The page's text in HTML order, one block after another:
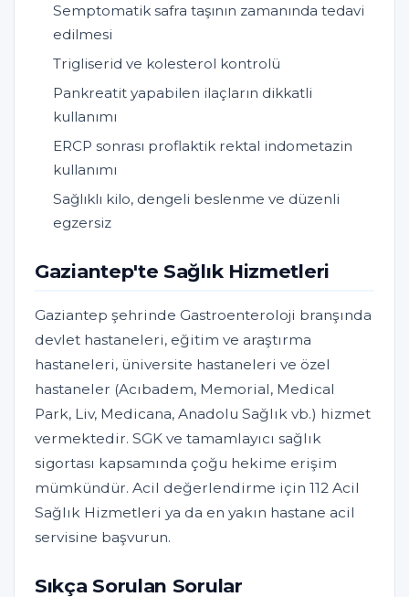
Semptomatik safra taşının zamanında tedavi
edilmesi
Trigliserid ve kolesterol kontrolü
Pankreatit yapabilen ilaçların dikkatli
kullanımı
ERCP sonrası proflaktik rektal indometazin
kullanımı
Sağlıklı kilo, dengeli beslenme ve düzenli
egzersiz
Gaziantep'te Sağlık Hizmetleri
Gaziantep şehrinde Gastroenteroloji branşında
devlet hastaneleri, eğitim ve araştırma
hastaneleri, üniversite hastaneleri ve özel
hastaneler (Acıbadem, Memorial, Medical
Park, Liv, Medicana, Anadolu Sağlık vb.) hizmet
vermektedir. SGK ve tamamlayıcı sağlık
sigortası kapsamında çoğu hekime erişim
mümkündür. Acil değerlendirme için 112 Acil
Sağlık Hizmetleri ya da en yakın hastane acil
servisine başvurun.
Sıkça Sorulan Sorular